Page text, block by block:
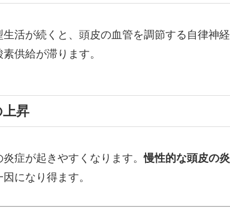
活が続くと、頭皮の血管を調節する自律神経
供給が滞ります。
昇
症が起きやすくなります。慢性的な頭皮の炎
になり得ます。